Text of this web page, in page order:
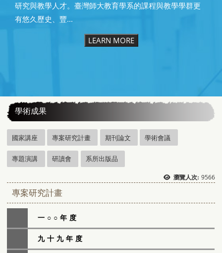
研究與教學人才。臺灣師大教育學系的課程與教學學群更
有悠久歷史、豐...
LEARN MORE
學術成果
國家講座 專案研究計畫 期刊論文 學術會議
專題演講 研讀會 系所出版品
瀏覽人次: 9566
專案研究計畫
一○○年度
九十九年度